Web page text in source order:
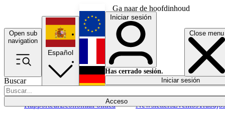
Ga naar de hoofdinhoud
Open sub
navigation
Close menu
Buscar
Acceso
RapporteurEconomíaPolítica NewslettersEventosTrabajos
Español
English
Français
Iniciar sesión
Has cerrado sesión.
Iniciar sesión